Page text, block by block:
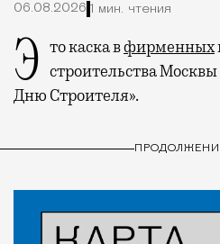
06.08.2026 1 мин. чтения
Это каска вфирменных
строительства
Дню Строителя».